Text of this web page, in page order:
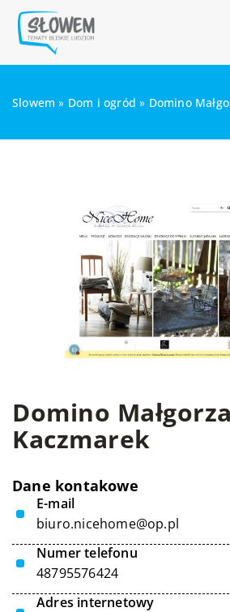
Slowem » Dom i ogród » Domino
Domino
Kaczmarek
Dane kontakowe
E-mail
biuro.nicehome@op.pl
Numer telefonu
48795576424
Adres internetowy